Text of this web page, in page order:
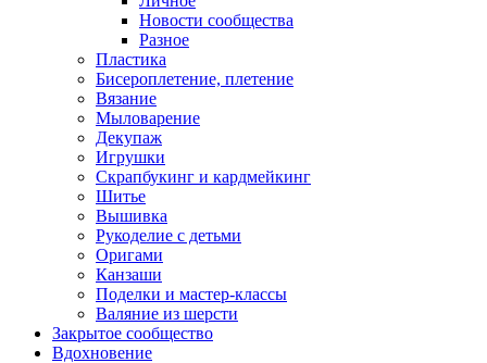
Новости сообщества
Разное
Пластика
Бисероплетение, плетение
Вязание
Мыловарение
Декупаж
Игрушки
Скрапбукинг и кардмейкинг
Шитье
Вышивка
Рукоделие с детьми
Оригами
Канзаши
Поделки и мастер-классы
Валяние из шерсти
Закрытое сообщество
Вдохновение